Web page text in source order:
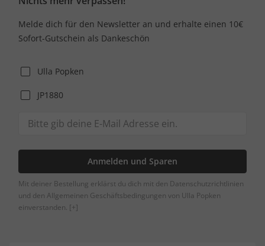
Melde dich für den Newsletter an und erhalte einen 10€
Sofort-Gutschein als Dankeschön
Ulla Popken
JP1880
Anmelden und Sparen
Mit deiner Bestellung erklärst du dich mit den Datenschutzrichtlinien
und den Allgemeinen Geschäftsbedingungen von Ulla Popken
einverstanden. [+]